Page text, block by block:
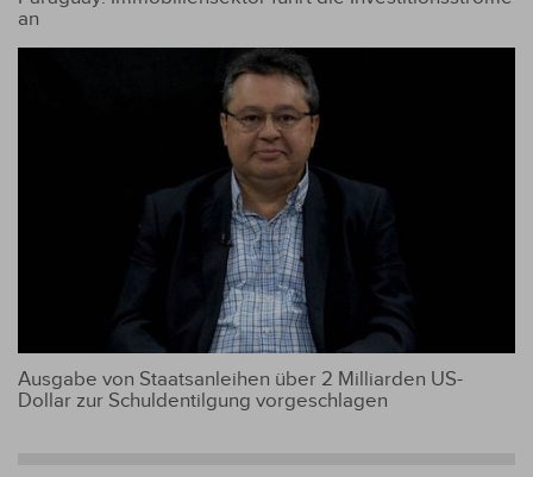
an
Ausgabe von Staatsanleihen über 2 Milliarden US-
Dollar zur Schuldentilgung vorgeschlagen